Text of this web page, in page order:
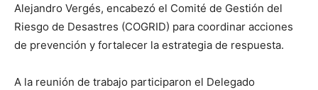
Alejandro Vergés, encabezó el Comité de Gestión del
Riesgo de Desastres (COGRID) para coordinar acciones
de prevención y fortalecer la estrategia de respuesta.
A la reunión de trabajo participaron el Delegado